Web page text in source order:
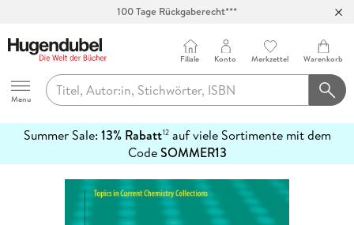
Hugendubel
Menu
Filiale Konto Merkzettel Warenkorb
Summer Sale: 13% Rabatt12auf viele Sortimente mit dem
CodeSOMMER13
erfahren